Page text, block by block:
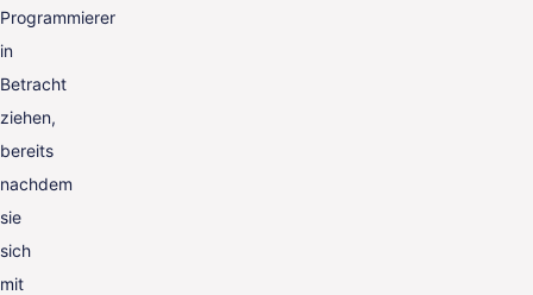
Programmierer
in
Betracht
ziehen,
bereits
nachdem
sie
sich
mit